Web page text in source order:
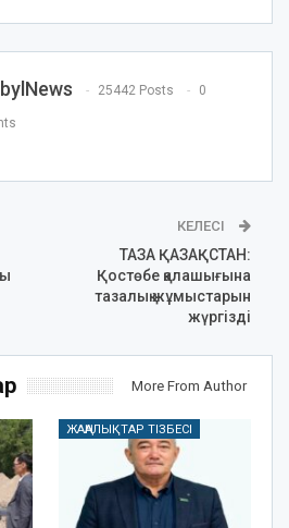
25442 Posts 0
КЕЛЕСІ
ТАЗА ҚАЗАҚСТАН:
Қостөбе қалашығына
тазалық жұмыстарын
жүргізді
More From Author
ЖАҢАЛЫҚТАР ТІЗБЕСІ